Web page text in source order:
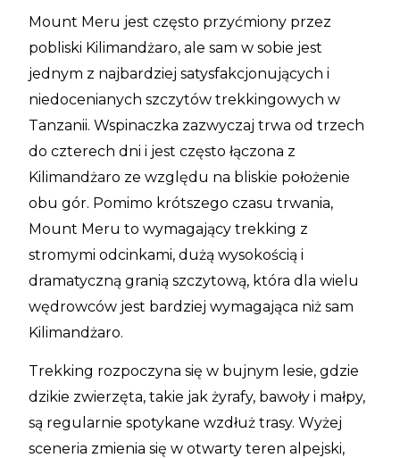
Mount Meru jest często przyćmiony przez
pobliski Kilimandżaro, ale sam w sobie jest
jednym z najbardziej satysfakcjonujących i
niedocenianych szczytów trekkingowych w
Tanzanii. Wspinaczka zazwyczaj trwa od trzech
do czterech dni i jest często łączona z
Kilimandżaro ze względu na bliskie położenie
obu gór. Pomimo krótszego czasu trwania,
Mount Meru to wymagający trekking z
stromymi odcinkami, dużą wysokością i
dramatyczną granią szczytową, która dla wielu
wędrowców jest bardziej wymagająca niż sam
Kilimandżaro.
Trekking rozpoczyna się w bujnym lesie, gdzie
dzikie zwierzęta, takie jak żyrafy, bawoły i małpy,
są regularnie spotykane wzdłuż trasy. Wyżej
sceneria zmienia się w otwarty teren alpejski,